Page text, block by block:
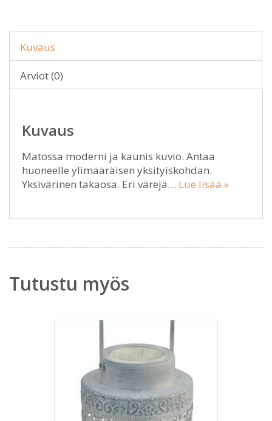
Kuvaus
Arviot (0)
Kuvaus
Matossa moderni ja kaunis kuvio. Antaa
huoneelle ylimääräisen yksityiskohdan.
Yksivärinen takaosa. Eri värejä… Lue lisää »
Tutustu myös